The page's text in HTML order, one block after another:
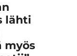
lähti
myös